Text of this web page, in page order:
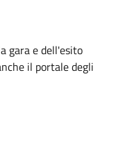
gara e dell'esito
il portale degli